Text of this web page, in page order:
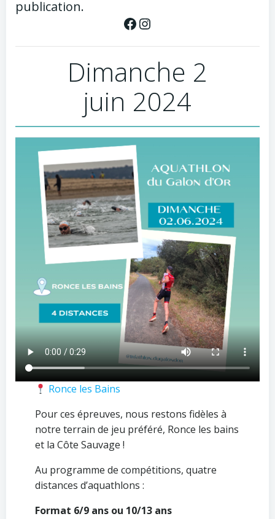
publication.
Dimanche 2
juin 2024
Ronce les Bains
Pour ces épreuves, nous restons fidèles à
notre terrain de jeu préféré, Ronce les bains
et la Côte Sauvage !
Au programme de compétitions, quatre
distances d’aquathlons :
Format 6/9 ans ou 10/13 ans